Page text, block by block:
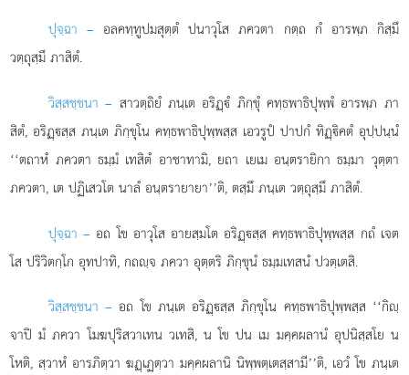
ปุจฺฉา – อลคทฺทูปมสุตฺตํปนาวุโส ภควตา กตฺถ กํ อารพฺภ กิสฺมึ
วตฺถุสฺมึ ภาสิตํ.
วิสฺสชฺชนา – สาวตฺถิยํ ภนฺเต อริฏฺํ ภิกฺขุํ คทฺธพาธิปุพฺพํ อารพฺภ ภา
สิตํ, อริฏฺสฺส ภนฺเต ภิกฺขุโน คทฺธพาธิปุพฺพสฺส เอวรูปํ ปาปกํ ทิฏฺิคตํ อุปฺปนฺนํ
‘‘ตถาหํ ภควตา ธมฺมํ เทสิตํ อาชาทามิ, ยถา เยเม อนฺตรายิกา ธมฺมา วุตฺตา
ภควตา, เต ปฏิเสวโต นาลํ อนฺตรายายา’’ติ, ตสฺมึ ภนฺเต วตฺถุสฺมึ ภาสิตํ.
ปุจฺฉา – อถโข อาวุโส อายสฺมโต อริฏฺสฺส คทฺธพาธิปุพฺพสฺส กถํ เจต
โส ปริวิตกฺโก อุทปาทิ, กถฺจ ภควา อุตฺตริ ภิกฺขุนํ ธมฺมเทสนํ ปวตฺเตสิ.
วิสฺสชฺชนา – อถ โข ภนฺเต อริฏฺสฺส ภิกฺขุโน คทฺธพาธิปุพฺพสฺส ‘‘กิฺ
จาปิ มํ ภควา โมฆปุริสวาเทน วเทสิ, น โข ปน เม มคฺคผลานํ อุปนิสฺสโย น
โหติ, สฺวาหํ อารภิตฺวา ฆฏฺเฏตฺวา มคฺคผลานิ นิพฺพตฺเตสฺสามี’’ติ, เอวํ โข ภนฺเต